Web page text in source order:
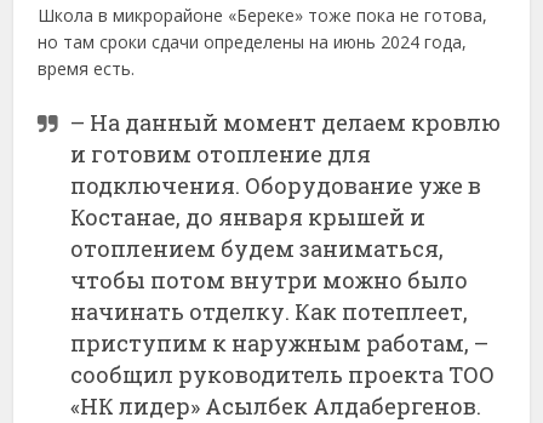
Школа в микрорайоне «Береке» тоже пока не готова,
но там сроки сдачи определены на июнь 2024 года,
время есть.
– На данный момент делаем кровлю
и готовим отопление для
подключения. Оборудование уже в
Костанае, до января крышей и
отоплением будем заниматься,
чтобы потом внутри можно было
начинать отделку. Как потеплеет,
приступим к наружным работам, –
сообщил руководитель проекта ТОО
«НК лидер» Асылбек Алдабергенов.